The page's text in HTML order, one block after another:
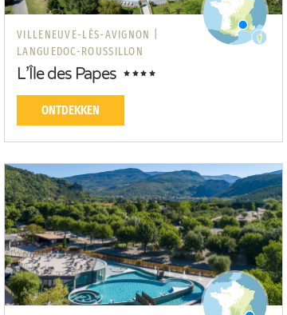
VILLENEUVE-LÈS-AVIGNON |
LANGUEDOC-ROUSSILLON
L’Île des Papes
ONTDEKKEN